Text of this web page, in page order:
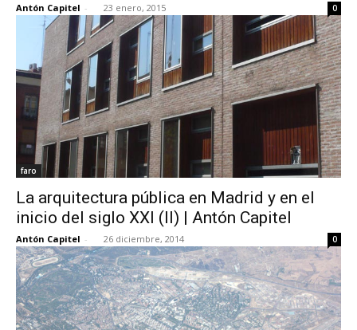
Antón Capitel - 23 enero, 2015 0
faro
La arquitectura pública en Madrid y en el
inicio del siglo XXI (II) | Antón Capitel
Antón Capitel - 26 diciembre, 2014 0